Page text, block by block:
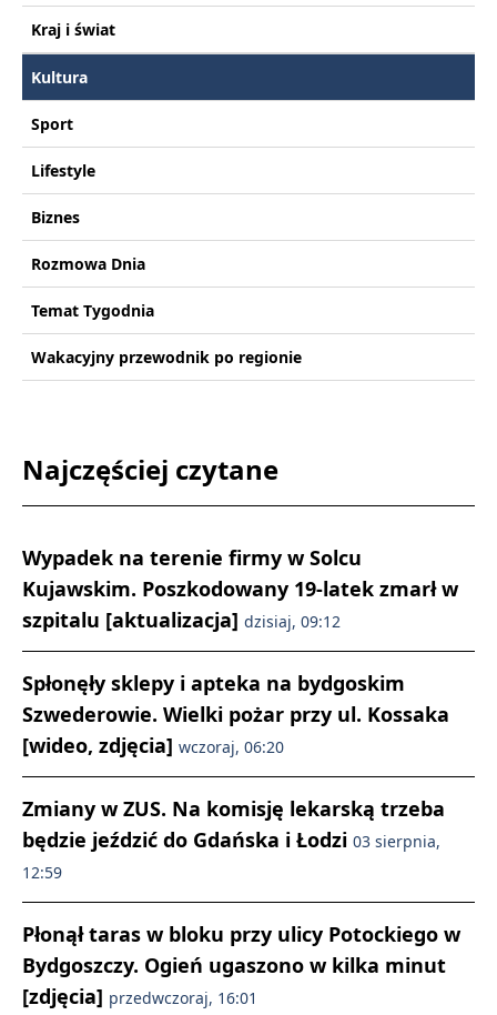
Kraj i świat
Kultura
Sport
Lifestyle
Biznes
Rozmowa Dnia
Temat Tygodnia
Wakacyjny przewodnik po regionie
Najczęściej czytane
Wypadek na terenie firmy w Solcu
Kujawskim. Poszkodowany 19-latek zmarł w
szpitalu [aktualizacja] dzisiaj, 09:12
Spłonęły sklepy i apteka na bydgoskim
Szwederowie. Wielki pożar przy ul. Kossaka
[wideo, zdjęcia] wczoraj, 06:20
Zmiany w ZUS. Na komisję lekarską trzeba
będzie jeździć do Gdańska i Łodzi 03 sierpnia,
12:59
Płonął taras w bloku przy ulicy Potockiego w
Bydgoszczy. Ogień ugaszono w kilka minut
[zdjęcia] przedwczoraj, 16:01